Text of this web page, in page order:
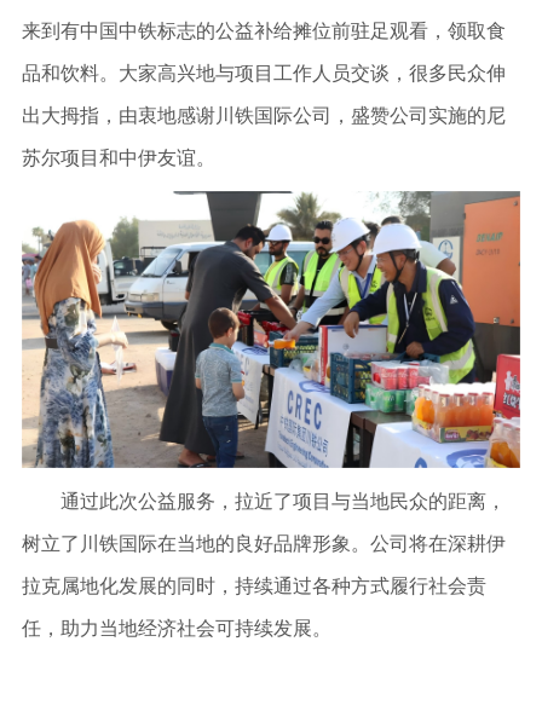
来到有中国中铁标志的公益补给摊位前驻足观看，领取食
品和饮料。大家高兴地与项目工作人员交谈，很多民众伸
出大拇指，由衷地感谢川铁国际公司，盛赞公司实施的尼
苏尔项目和中伊友谊。
通过此次公益服务，拉近了项目与当地民众的距离，
树立了川铁国际在当地的良好品牌形象。公司将在深耕伊
拉克属地化发展的同时，持续通过各种方式履行社会责
任，助力当地经济社会可持续发展。